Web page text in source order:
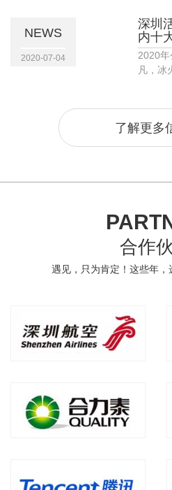
之处。
倍；而
动，甚
么，要
司呢？
策划公
系，位
在的物
一些相
NEWS
2020-07-04
深圳
内十
​2020年
凡，冰
绩，
趣，存
细化运
了解更多
合作
遇见，只为肯定！这些年，